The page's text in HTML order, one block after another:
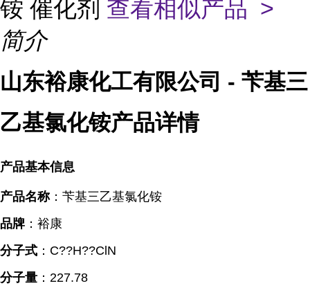
铵 催化剂 查看相似产品 >
简介
山东裕康化工有限公司 - 苄基三
乙基氯化铵产品详情
产品基本信息
产品名称：苄基三乙基氯化铵
品牌 ：裕康
分子式 ：C??H??ClN
分子量 ：227.78